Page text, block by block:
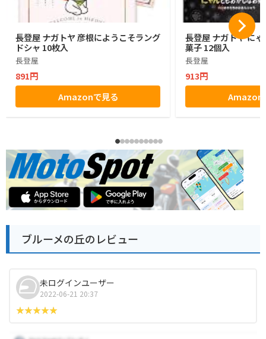
長登屋 ナガトヤ 彦根にようこそラング
ドシャ 10枚入
長登屋
891円
Amazonで見る
長登屋 ナガトヤ に
菓子 12個入
長登屋
913円
Amazon
ブルーメの丘のレビュー
未ログインユーザー
2022-06-21 20:37